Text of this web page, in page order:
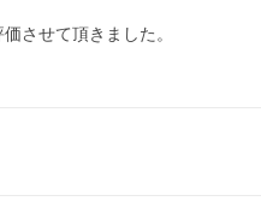
させて頂きました。